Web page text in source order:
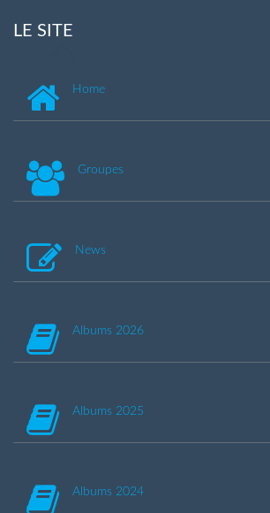
LE SITE
Home
Groupes
News
Albums 2026
Albums 2025
Albums 2024